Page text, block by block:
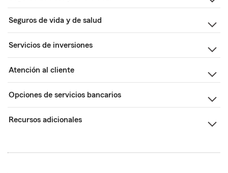
Seguros de vida y de salud
Servicios de inversiones
Atención al cliente
Opciones de servicios bancarios
Recursos adicionales